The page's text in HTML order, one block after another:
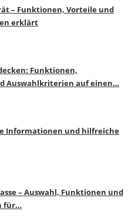
– Funktionen, Vorteile und
erklärt
Funktionen,
Auswahlkriterien auf einen…
Informationen und hilfreiche
– Auswahl, Funktionen und
für…